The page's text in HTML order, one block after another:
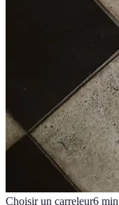
Choisir un carreleur6 min